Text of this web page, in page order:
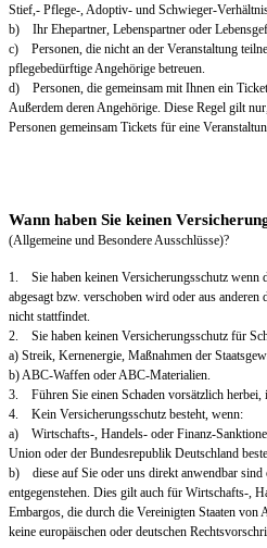
Stief,- Pflege-, Adoptiv- und Schwieger-
b) Ihr Ehepartner, Lebenspartner oder
c) Personen, die nicht an der Veranstaltung
pflegebedürftige Angehörige betreuen.
d) Personen, die gemeinsam mit Ihnen ein
Außerdem deren Angehörige. Diese Regel gilt
Personen gemeinsam Tickets für eine
Wann haben Sie keinen
(Allgemeine und Besondere Ausschlüsse)?
1. Sie haben keinen Versicherungsschutz wenn
abgesagt bzw. verschoben wird oder aus
nicht stattfindet.
2. Sie haben keinen Versicherungsschutz für
a) Streik, Kernenergie, Maßnahmen der
b) ABC-Waffen oder ABC-Materialien.
3. Führen Sie einen Schaden vorsätzlich herbei,
4. Kein Versicherungsschutz besteht, wenn:
a) Wirtschafts-, Handels- oder Finanz-
Union oder der Bundesrepublik Deutschland
b) diese auf Sie oder uns direkt anwendbar sind
entgegenstehen. Dies gilt auch für Wirtschafts-,
Embargos, die durch die Vereinigten Staaten von
keine europäischen oder deutschen